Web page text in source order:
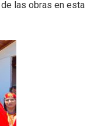
las obras en esta